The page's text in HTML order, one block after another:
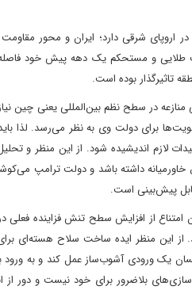
اروپای شرقی دارد؛ ایران و محور
طلایی و مستحکم یک دهه پیش خود فاصله
تاثیرگذار بوده است.
منازعه در سطح نظم بین‌المللی یعنی چین
برای دولت وی به نظر می‌رسد. لذا
لازم اندیشیده شود. از این منظر و
داشته باشد و دولت ترامپ
پیش‌بینی است.
از افزایش سطح تنش فزاینده
این منظر ایده ساخت سلاح هسته‌ای
یک ورودی آشوب‌ساز عمل کند و به ورود
بلاضرور برای خود نیست و دور از